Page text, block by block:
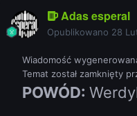
Adas esperal
Opublikowano 28
Wiadomość
Temat został zamknięty
POWÓD: